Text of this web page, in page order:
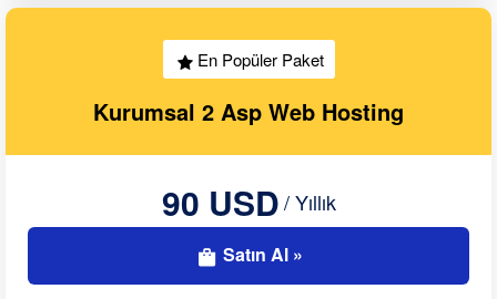
En Popüler Paket
Kurumsal 2 Asp Web Hosting
90 USD/ Yıllık
Satın Al »